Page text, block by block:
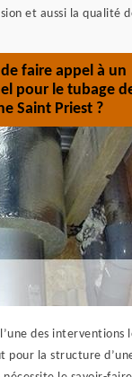
et aussi la qualité
faire appel à un
pour le tubage
Saint Priest ?
des interventions
pour la structure